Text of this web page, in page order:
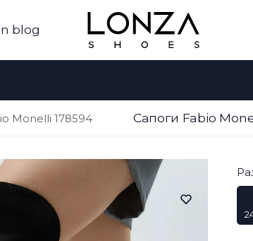
blog
Monelli 178594 Сапоги Fabio